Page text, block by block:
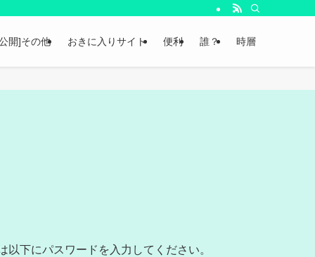
開]その他 おきに入りサイト 便利 誰？ 時層
下にパスワードを入力してください。